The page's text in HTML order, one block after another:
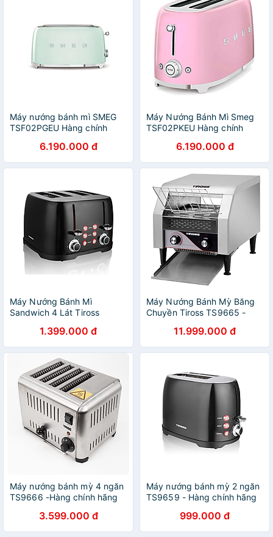
Máy nướng bánh mì SMEG
TSF02PGEU Hàng chính
6.190.000 đ
Máy Nướng Bánh Mì Smeg
TSF02PKEU Hàng chính
6.190.000 đ
Máy Nướng Bánh Mì
Sandwich 4 Lát Tiross
1.399.000 đ
Máy Nướng Bánh Mỳ Băng
Chuyền Tiross TS9665 -
11.999.000 đ
Máy nướng bánh mỳ 4 ngăn
TS9666 -Hàng chính hãng
3.599.000 đ
Máy nướng bánh mỳ 2 ngăn
TS9659 - Hàng chính hãng
999.000 đ